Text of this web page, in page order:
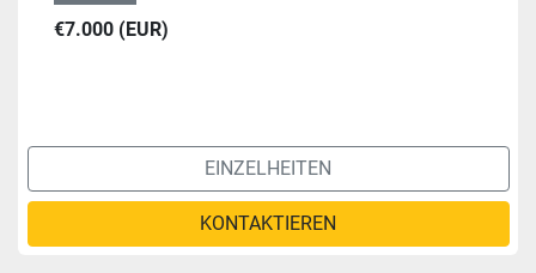
€7.000 (EUR)
EINZELHEITEN
KONTAKTIEREN